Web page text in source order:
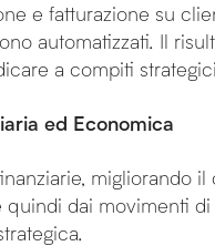
e fatturazione su
automatizzati. Il
a compiti
ed Economica
migliorando
dai movimenti di